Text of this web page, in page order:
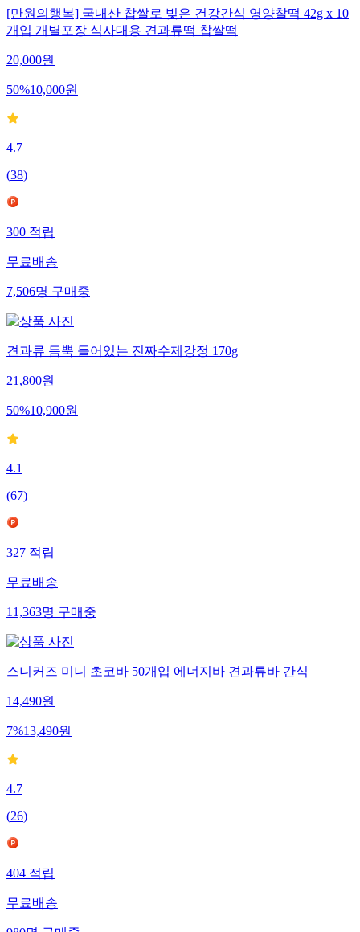
[만원의행복] 국내산 찹쌀로 빚은 건강간식 영양찰떡 42g x 10
개입 개별포장 식사대용 견과류떡 찹쌀떡
20,000원
50%10,000원
4.7
(38)
300적립
무료배송
7,506명구매중
견과류 듬뿍 들어있는 진짜수제강정 170g
21,800원
50%10,900원
4.1
(67)
327적립
무료배송
11,363명구매중
스니커즈 미니 초코바 50개입 에너지바 견과류바 간식
14,490원
7%13,490원
4.7
(26)
404적립
무료배송